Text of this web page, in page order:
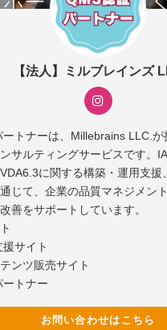
【法人】ミルブレインズ
ートナーは、Millebrains LLC.
サルティングサービスです。
に関する構築・運用支援
じて、企業の品質マネジメン
善をサポートしています。
サイト
ンツ販売サイト
ートナー
お問い合わせはこちら